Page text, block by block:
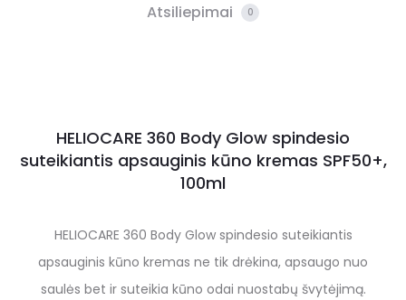
Atsiliepimai 0
HELIOCARE 360 Body Glow spindesio
suteikiantis apsauginis kūno kremas SPF50+,
100ml
HELIOCARE 360 Body Glow spindesio suteikiantis
apsauginis kūno kremas ne tik drėkina, apsaugo nuo
saulės bet ir suteikia kūno odai nuostabų švytėjimą.